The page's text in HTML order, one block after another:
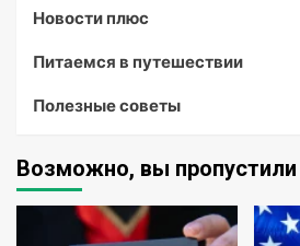
Новости плюс
Питаемся в путешествии
Полезные советы
Возможно, вы пропустили